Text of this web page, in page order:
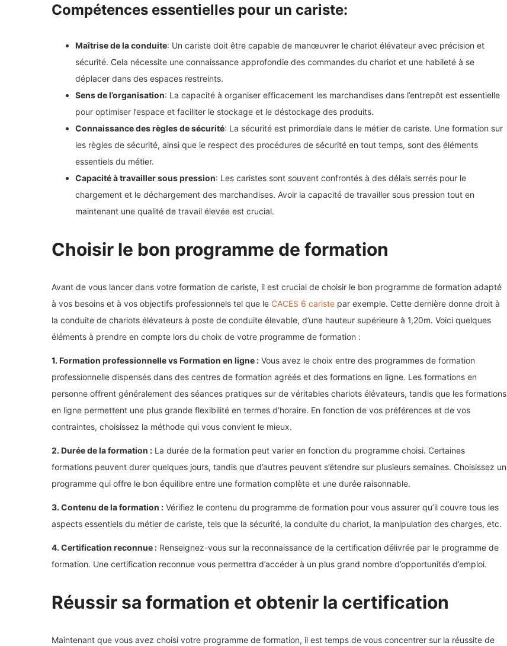
Compétences essentielles pour un cariste:
Maîtrise de la conduite: Un cariste doit être capable de manœuvrer le chariot élévateur avec précision et
sécurité. Cela nécessite une connaissance approfondie des commandes du chariot et une habileté à se
déplacer dans des espaces restreints.
Sens de l’organisation: La capacité à organiser efficacement les marchandises dans l’entrepôt est essentielle
pour optimiser l’espace et faciliter le stockage et le déstockage des produits.
Connaissance des règles de sécurité: La sécurité est primordiale dans le métier de cariste. Une formation sur
les règles de sécurité, ainsi que le respect des procédures de sécurité en tout temps, sont des éléments
essentiels du métier.
Capacité à travailler sous pression: Les caristes sont souvent confrontés à des délais serrés pour le
chargement et le déchargement des marchandises. Avoir la capacité de travailler sous pression tout en
maintenant une qualité de travail élevée est crucial.
Choisir le bon programme de formation
Avant de vous lancer dans votre formation de cariste, il est crucial de choisir le bon programme de formation adapté
à vos besoins et à vos objectifs professionnels tel que le CACES 6 cariste par exemple. Cette dernière donne droit à
la conduite de chariots élévateurs à poste de conduite élevable, d’une hauteur supérieure à 1,20m. Voici quelques
éléments à prendre en compte lors du choix de votre programme de formation :
1. Formation professionnelle vs Formation en ligne : Vous avez le choix entre des programmes de formation
professionnelle dispensés dans des centres de formation agréés et des formations en ligne. Les formations en
personne offrent généralement des séances pratiques sur de véritables chariots élévateurs, tandis que les formations
en ligne permettent une plus grande flexibilité en termes d’horaire. En fonction de vos préférences et de vos
contraintes, choisissez la méthode qui vous convient le mieux.
2. Durée de la formation : La durée de la formation peut varier en fonction du programme choisi. Certaines
formations peuvent durer quelques jours, tandis que d’autres peuvent s’étendre sur plusieurs semaines. Choisissez un
programme qui offre le bon équilibre entre une formation complète et une durée raisonnable.
3. Contenu de la formation : Vérifiez le contenu du programme de formation pour vous assurer qu’il couvre tous les
aspects essentiels du métier de cariste, tels que la sécurité, la conduite du chariot, la manipulation des charges, etc.
4. Certification reconnue : Renseignez-vous sur la reconnaissance de la certification délivrée par le programme de
formation. Une certification reconnue vous permettra d’accéder à un plus grand nombre d’opportunités d’emploi.
Réussir sa formation et obtenir la certification
Maintenant que vous avez choisi votre programme de formation, il est temps de vous concentrer sur la réussite de